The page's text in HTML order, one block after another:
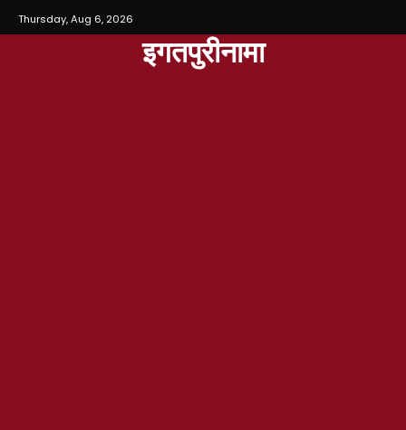
Thursday, Aug 6, 2026
इगतपुरीनामा